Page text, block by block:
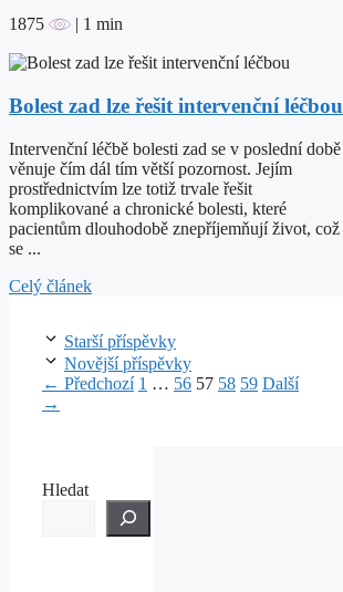
1875 | 1 min
Bolest zad lze řešit intervenční léčbou
Intervenční léčbě bolesti zad se v poslední době
věnuje čím dál tím větší pozornost. Jejím
prostřednictvím lze totiž trvale řešit
komplikované a chronické bolesti, které
pacientům dlouhodobě znepříjemňují život, což
se ...
Celý článek
Starší příspěvky
Novější příspěvky
← Předchozí Stránka
1 … Stránka
56 Stránka
57 Stránka
58 Stránka
59 Další
→
Hledat